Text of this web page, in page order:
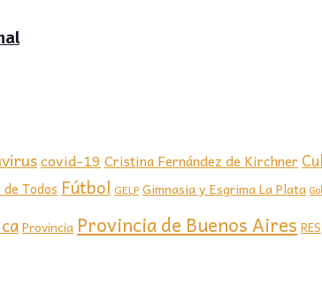
covid-19 Cristina Fernández de Kirchner
Todos Fútbol GELP Gimnasia y Esgrima La Plata
Provincia Provincia de Buenos Aires RES